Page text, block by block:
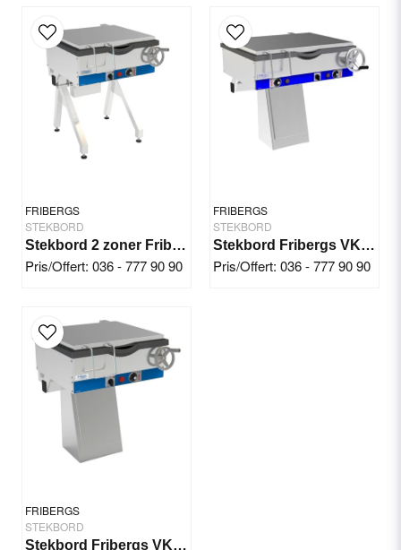
FRIBERGS
STEKBORD
Stekbord 2 zoner Fribergs VKF55/10, 90 mm djup
Pris/Offert: 036 - 777 90 90
FRIBERGS
STEKBORD
Stekbord Fribergs VKF40/1, 90mm djup
Pris/Offert: 036 - 777 90 90
FRIBERGS
STEKBORD
Stekbord Fribergs VKF25/1, 90 mm djup
email
E-postadress
Ja, ni får publicera min fråga